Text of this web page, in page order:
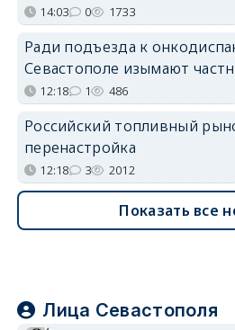
14:03 0 1733
Ради подъезда к
Севастополе изымают
12:18 1 486
Российский топливный
перенастройка
12:18 3 2012
Показать все
Лица Севастополя